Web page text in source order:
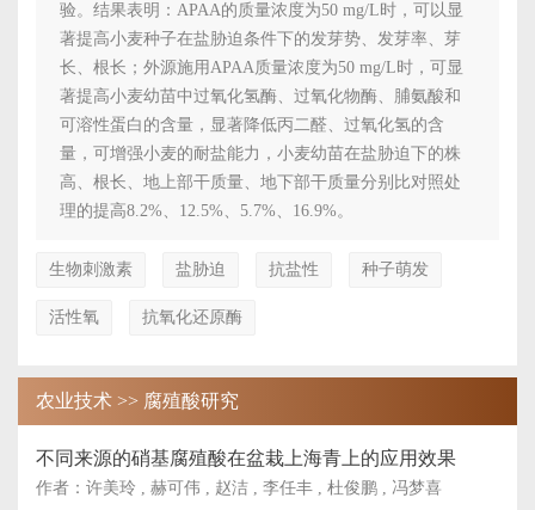
验。结果表明：APAA的质量浓度为50 mg/L时，可以显
著提高小麦种子在盐胁迫条件下的发芽势、发芽率、芽
长、根长；外源施用APAA质量浓度为50 mg/L时，可显
著提高小麦幼苗中过氧化氢酶、过氧化物酶、脯氨酸和
可溶性蛋白的含量，显著降低丙二醛、过氧化氢的含
量，可增强小麦的耐盐能力，小麦幼苗在盐胁迫下的株
高、根长、地上部干质量、地下部干质量分别比对照处
理的提高8.2%、12.5%、5.7%、16.9%。
生物刺激素 盐胁迫 抗盐性 种子萌发
活性氧 抗氧化还原酶
农业技术 >> 腐殖酸研究
不同来源的硝基腐殖酸在盆栽上海青上的应用效果
作者：许美玲 , 赫可伟 , 赵洁 , 李任丰 , 杜俊鹏 , 冯梦喜